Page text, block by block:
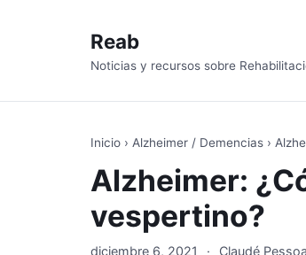
Reab
Noticias y recursos sobre
Inicio › Alzheimer / Demencias ›
Alzheimer:
vespertino?
diciembre 6, 2021 · Claudé Pessoa